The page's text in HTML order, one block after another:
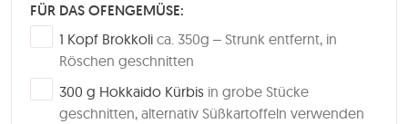
FÜR DAS OFENGEMÜSE:
▢1 Kopf Brokkoli ca. 350g – Strunk entfernt, in
Röschen geschnitten
▢
300 g Hokkaido Kürbis in grobe Stücke
geschnitten, alternativ Süßkartoffeln verwenden